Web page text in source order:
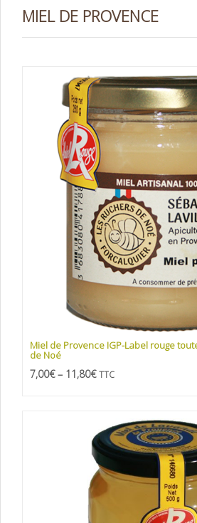
MIEL DE PROVENCE
Miel de Provence IGP-Label rouge
de Noé
7,00€– 11,80€ TTC